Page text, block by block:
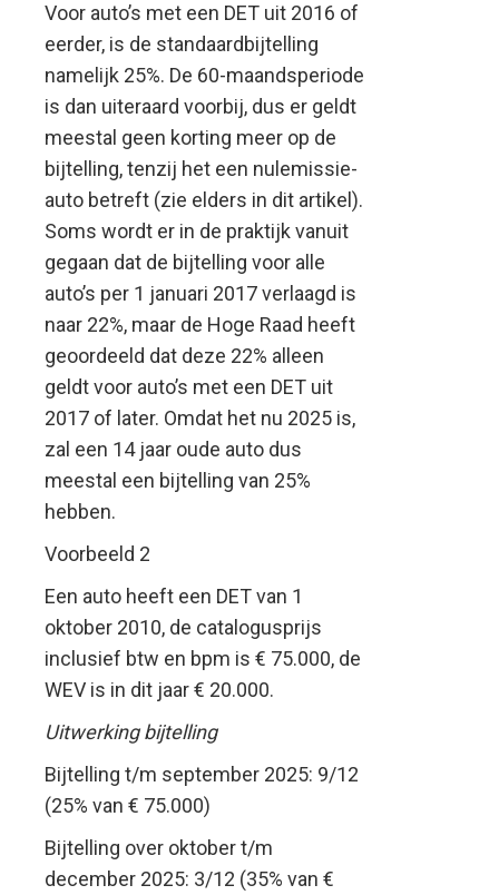
Voor auto’s met een DET uit 2016 of
eerder, is de standaardbijtelling
namelijk 25%. De 60-maandsperiode
is dan uiteraard voorbij, dus er geldt
meestal geen korting meer op de
bijtelling, tenzij het een nulemissie-
auto betreft (zie elders in dit artikel).
Soms wordt er in de praktijk vanuit
gegaan dat de bijtelling voor alle
auto’s per 1 januari 2017 verlaagd is
naar 22%, maar de Hoge Raad heeft
geoordeeld dat deze 22% alleen
geldt voor auto’s met een DET uit
2017 of later. Omdat het nu 2025 is,
zal een 14 jaar oude auto dus
meestal een bijtelling van 25%
hebben.
Voorbeeld 2
Een auto heeft een DET van 1
oktober 2010, de catalogusprijs
inclusief btw en bpm is € 75.000, de
WEV is in dit jaar € 20.000.
Uitwerking bijtelling
Bijtelling t/m september 2025: 9/12
(25% van € 75.000)
Bijtelling over oktober t/m
december 2025: 3/12 (35% van €